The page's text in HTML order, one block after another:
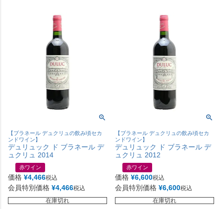
【ブラネール デュクリュの飲み頃セカ
ンドワイン】
デュリュック ド ブラネール デ
ュクリュ 2014
赤ワイン
価格 ¥4,466税込
会員特別価格 ¥4,466税込
在庫切れ
【ブラネール デュクリュの飲み頃セカ
ンドワイン】
デュリュック ド ブラネール デ
ュクリュ 2012
赤ワイン
価格 ¥6,600税込
会員特別価格 ¥6,600税込
在庫切れ